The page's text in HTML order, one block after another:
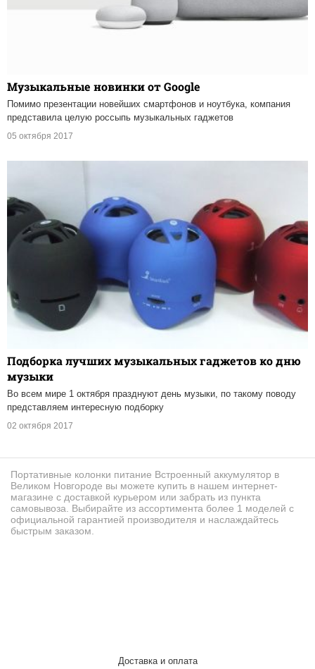
Музыкальные новинки от Google
Помимо презентации новейших смартфонов и ноутбука, компания
представила целую россыпь музыкальных гаджетов
05 октября 2017
Подборка лучших музыкальных гаджетов ко дню
музыки
Во всем мире 1 октября празднуют день музыки, по такому поводу
представляем интересную подборку
02 октября 2017
Портативные колонки питание Встроенный аккумулятор в
Великом Новгороде вы можете купить в нашем интернет-
магазине с доставкой курьером или забрать из пункта
самовывоза. Выбирайте из ассортимента более 1 моделей с
официальной гарантией производителя и наслаждайтесь
быстрым заказом.
Доставка и оплата